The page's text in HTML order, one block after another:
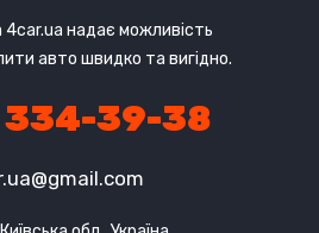
надає можливість
авто швидко та вигідно.
334-39-38